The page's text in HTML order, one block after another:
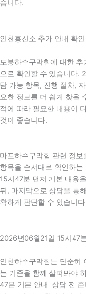
습니다.
인천흥신소 추가 안내 확
도봉하수구막힘에 대한 추
으로 확인할 수 있습니다.
담 가능 항목, 진행 절차,
요한 정보를 더 쉽게 찾을
적에 따라 필요한 내용이
것이 좋습니다.
마포하수구막힘 관련 정
항목을 순서대로 확인하
15시47분 먼저 기본 내용
뒤, 마지막으로 상담을 통
확하게 판단할 수 있습니다.
2026년06월21일 15시47
인천하수구막힘는 단순히
는 기준을 함께 살펴봐야
47분 기본 안내, 상담 전